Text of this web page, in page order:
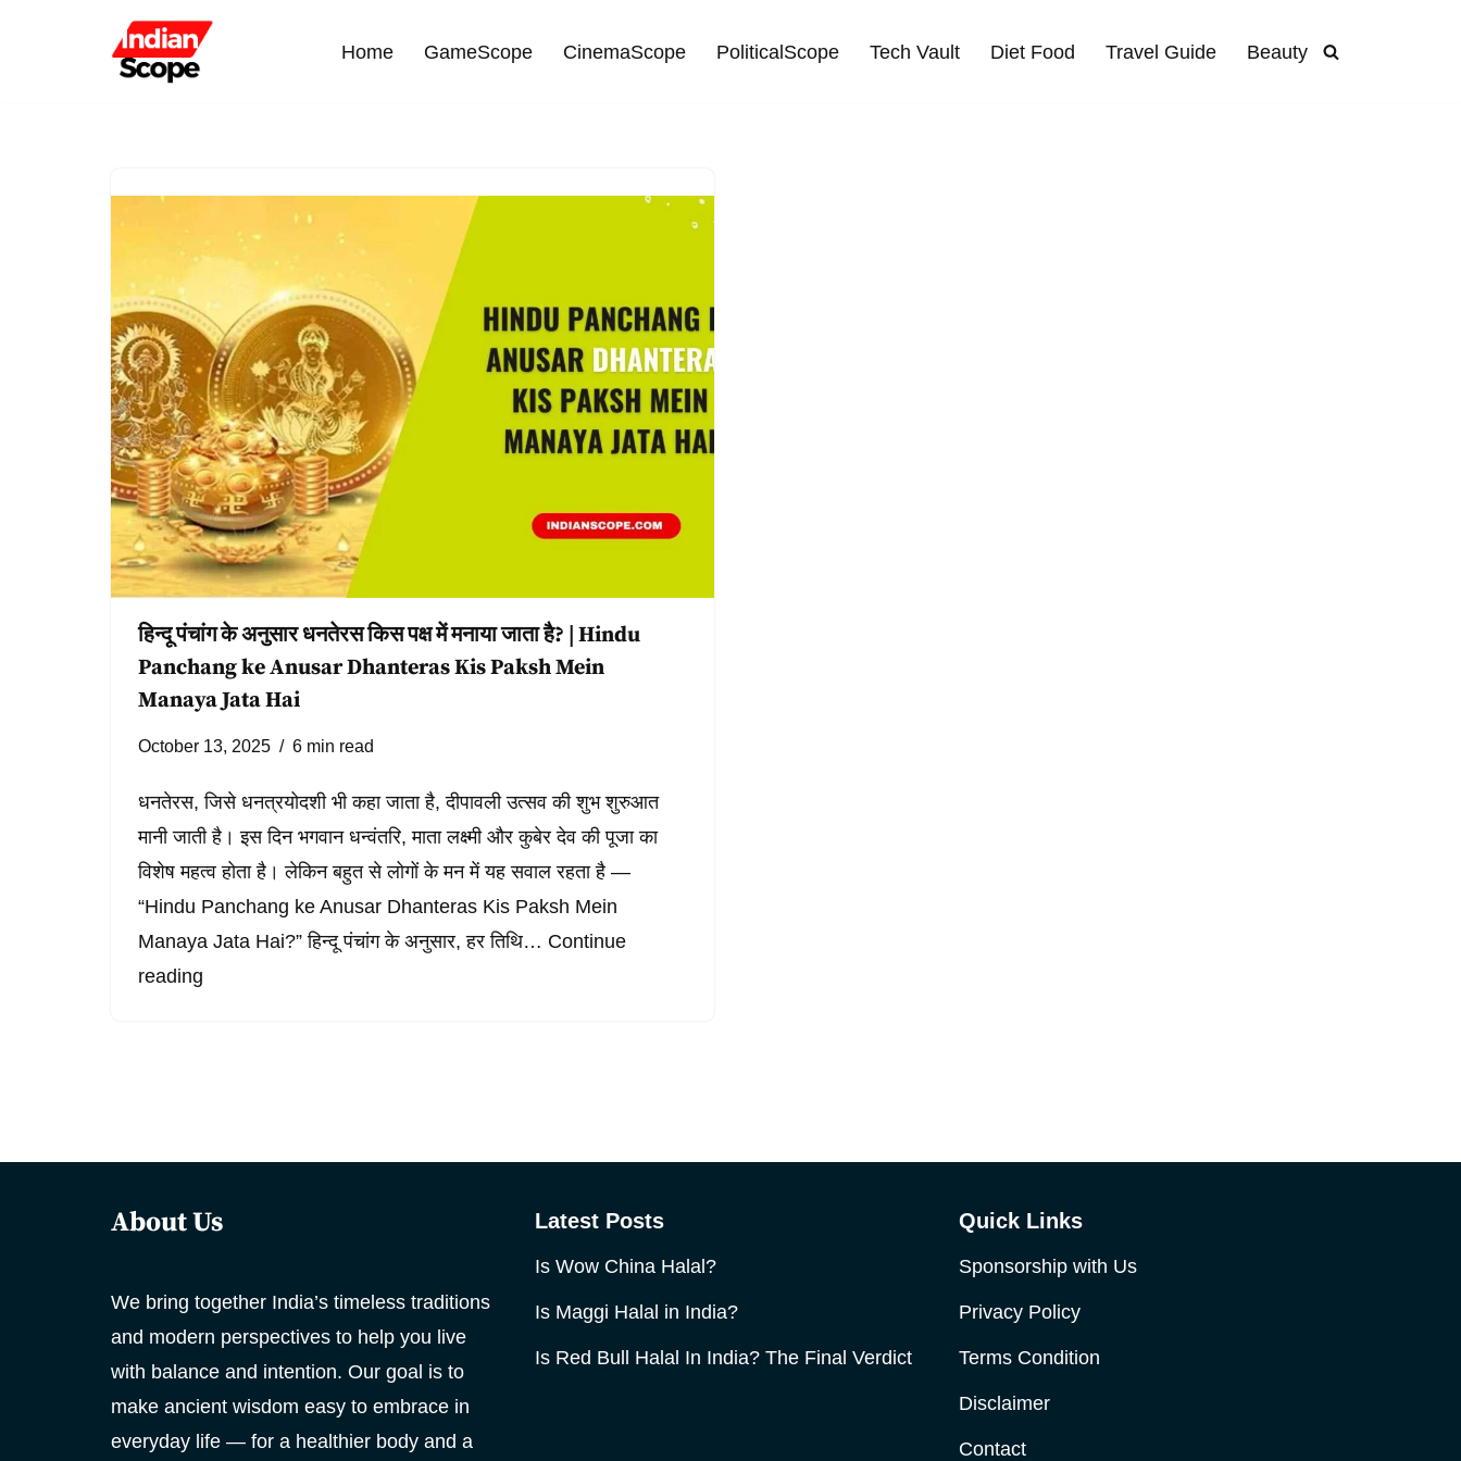
Home GameScope CinemaScope PoliticalScope Tech Vault Diet Food Travel Guide Beauty
हिन्दू पंचांग के अनुसार धनतेरस किस पक्ष में मनाया जाता है? | Hindu
Panchang ke Anusar Dhanteras Kis Paksh Mein
Manaya Jata Hai
October 13, 2025 6 min read
धनतेरस, जिसे धनत्रयोदशी भी कहा जाता है, दीपावली उत्सव की शुभ शुरुआत
मानी जाती है। इस दिन भगवान धन्वंतरि, माता लक्ष्मी और कुबेर देव की पूजा का
विशेष महत्व होता है। लेकिन बहुत से लोगों के मन में यह सवाल रहता है —
“Hindu Panchang ke Anusar Dhanteras Kis Paksh Mein
Manaya Jata Hai?” हिन्दू पंचांग के अनुसार, हर तिथि… Continue
reading
About Us
We bring together India’s timeless traditions
and modern perspectives to help you live
with balance and intention. Our goal is to
make ancient wisdom easy to embrace in
everyday life — for a healthier body and a
Latest Posts
Is Wow China Halal?
Is Maggi Halal in India?
Is Red Bull Halal In India? The Final Verdict
Quick Links
Sponsorship with Us
Privacy Policy
Terms Condition
Disclaimer
Contact